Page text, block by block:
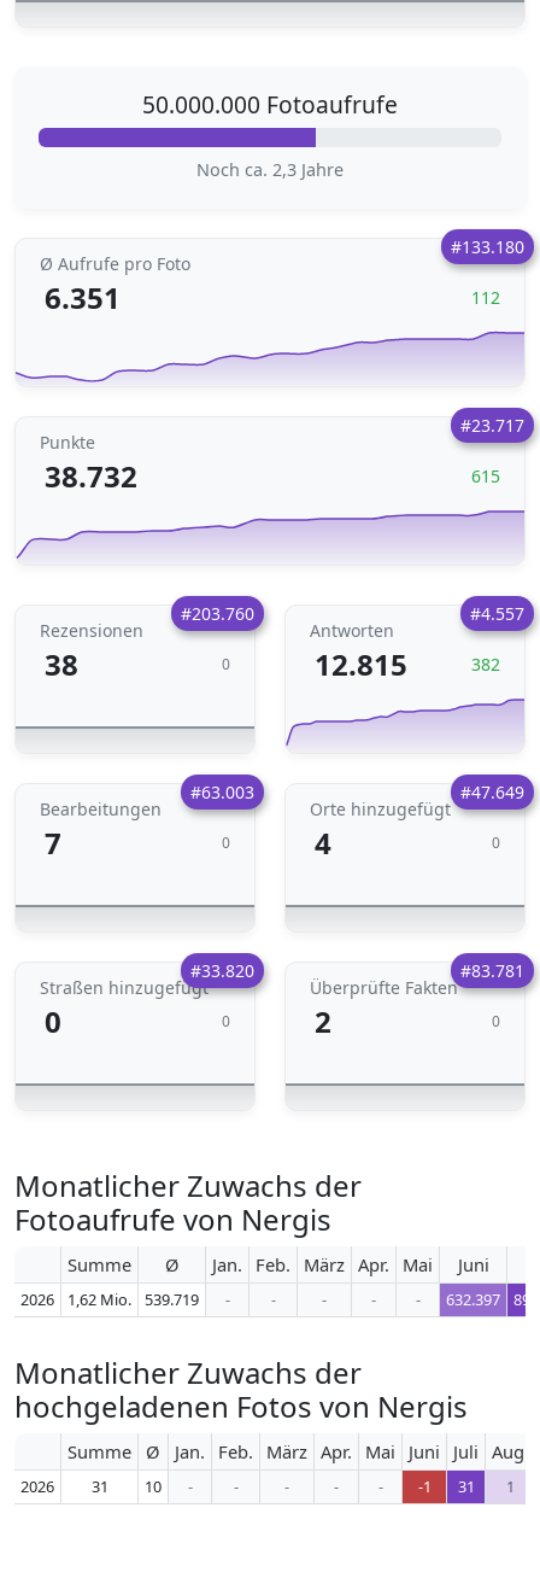
50.000.000 Fotoaufrufe
Noch ca. 2,3 Jahre
#133.180
Ø Aufrufe pro Foto
6.351 112
#23.717
Punkte
38.732 615
#203.760
Rezensionen
38 0
#4.557
Antworten
12.815 382
#63.003
Bearbeitungen
7 0
#47.649
Orte hinzugefügt
4 0
#33.820
Straßen hinzugefügt
0 0
#83.781
Überprüfte Fakten
2 0
Monatlicher Zuwachs der
Fotoaufrufe von Nergis
Summe Ø Jan. Feb. März Apr. Mai Juni
2026 1,62 Mio. 539.719 - - - - - 632.397
Monatlicher Zuwachs der
hochgeladenen Fotos von Nergis
Summe Ø Jan. Feb. März Apr. Mai Juni Juli Aug.
2026 31 10 - - - - - -1 31 1